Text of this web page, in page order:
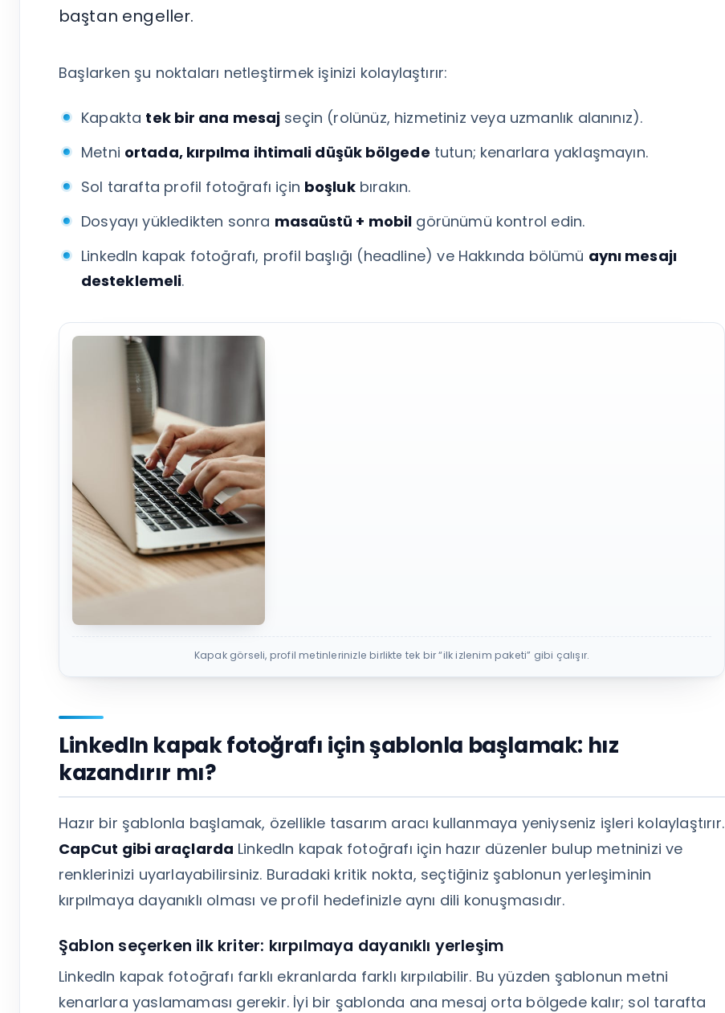
baştan engeller.
Başlarken şu noktaları netleştirmek işinizi kolaylaştırır:
Kapakta tek bir ana mesajseçin (rolünüz, hizmetiniz veya uzmanlık alanınız).
Metni ortada, kırpılma ihtimali düşük bölgede tutun; kenarlara yaklaşmayın.
Sol tarafta profil fotoğrafı için boşlukbırakın.
Dosyayı yükledikten sonra masaüstü + mobil görünümü kontrol edin.
LinkedIn kapak fotoğrafı, profil başlığı (headline) ve Hakkında bölümü aynı mesajı
desteklemeli.
Kapak görseli, profil metinlerinizle birlikte tek bir “ilk izlenim paketi” gibi çalışır.
LinkedIn kapak fotoğrafı için şablonla başlamak: hız
kazandırır mı?
Hazır bir şablonla başlamak, özellikle tasarım aracı kullanmaya yeniyseniz işleri kolaylaştırır.
CapCut gibi araçlarda LinkedIn kapak fotoğrafı için hazır düzenler bulup metninizi ve
renklerinizi uyarlayabilirsiniz. Buradaki kritik nokta, seçtiğiniz şablonun yerleşiminin
kırpılmaya dayanıklı olması ve profil hedefinizle aynı dili konuşmasıdır.
Şablon seçerken ilk kriter: kırpılmaya dayanıklı yerleşim
LinkedIn kapak fotoğrafı farklı ekranlarda farklı kırpılabilir. Bu yüzden şablonun metni
kenarlara yaslamaması gerekir. İyi bir şablonda ana mesaj orta bölgede kalır; sol tarafta